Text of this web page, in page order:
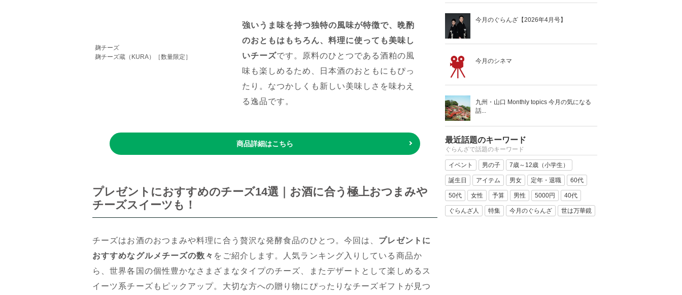
麹チーズ
麹チーズ蔵（KURA）［数量限定］
強いうま味を持つ独特の風味が特徴で、晩酌
のおともはもちろん、料理に使っても美味し
いチーズです。原料のひとつである酒粕の風
味も楽しめるため、日本酒のおともにもぴっ
たり。なつかしくも新しい美味しさを味わえ
る逸品です。
商品詳細はこちら
プレゼントにおすすめのチーズ14選｜お酒に合う極上おつまみや
チーズスイーツも！
チーズはお酒のおつまみや料理に合う贅沢な発酵食品のひとつ。今回は、 プレゼントに
おすすめなグルメチーズの数々 をご紹介します。人気ランキング入りしている商品か
ら、世界各国の個性豊かなさまざまなタイプのチーズ、またデザートとして楽しめるス
イーツ系チーズもピックアップ。大切な方への贈り物にぴったりなチーズギフトが見つ
今月のぐらんざ【2026年4月号】
今月のシネマ
九州・山口 Monthly topics 今月の気になる
話...
最近話題のキーワード
ぐらんざで話題のキーワード
イベント 男の子 7歳～12歳（小学生）
誕生日 アイテム 男女 定年・退職 60代
50代 女性 予算 男性 5000円 40代
ぐらんざ人 特集 今月のぐらんざ 世は万華鏡